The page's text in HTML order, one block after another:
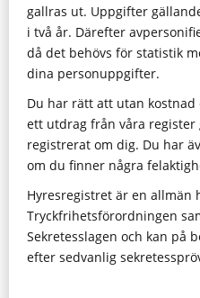
gallras ut. Uppgifter
i två år. Därefter
då det behövs för statistik
dina personuppgifter.
Du har rätt att utan kostnad
ett utdrag från våra register
registrerat om dig. Du har
om du finner några
Hyresregistret är en allmän
Tryckfrihetsförordningen
Sekretesslagen och kan på
efter sedvanlig